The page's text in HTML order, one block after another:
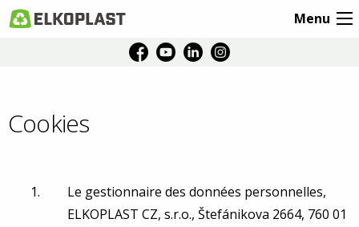
Menu
Cookies
Le gestionnaire des données personnelles,
ELKOPLAST CZ, s.r.o., Štefánikova 2664, 760 01